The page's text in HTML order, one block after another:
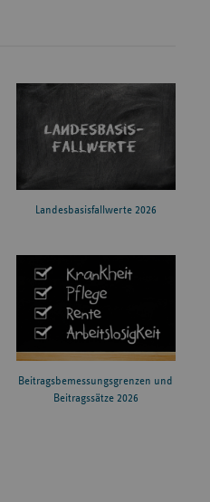
Landesbasisfallwerte 2026
Beitragsbemessungsgrenzen und
Beitragssätze 2026